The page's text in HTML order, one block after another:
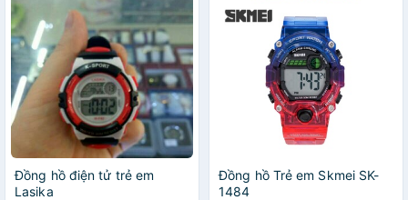
Đồng hồ điện tử trẻ em
Lasika
Đồng hồ Trẻ em Skmei SK-
1484